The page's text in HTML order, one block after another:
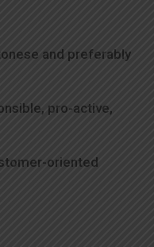
and preferably
pro-active,
oriented